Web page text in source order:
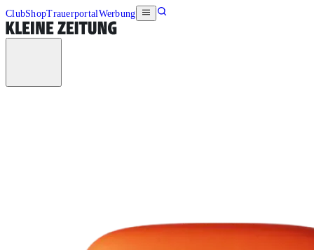
ClubShopTrauerportalWerbung